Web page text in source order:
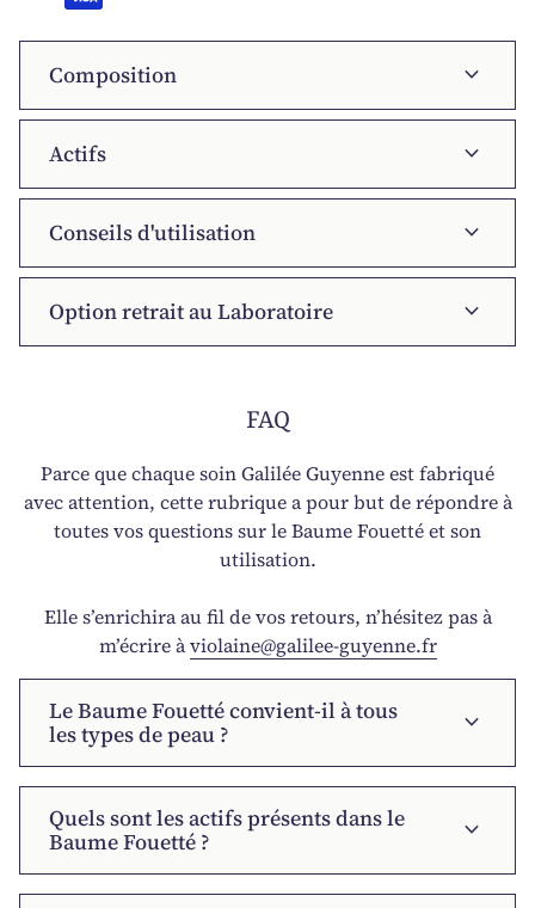
Composition expand_more
Actifs expand_more
Conseils d'utilisation expand_more
Option retrait au Laboratoire expand_more
FAQ
Parce que chaque soin Galilée Guyenne est fabriqué
avec attention, cette rubrique a pour but de répondre à
toutes vos questions sur le Baume Fouetté et son
utilisation.
Elle s’enrichira au fil de vos retours, n’hésitez pas à
m’écrire àviolaine@galilee-guyenne.fr
Le Baume Fouetté convient-il à tous
les types de peau ?
expand_more
Quels sont les actifs présents dans le
Baume Fouetté ?
expand_more